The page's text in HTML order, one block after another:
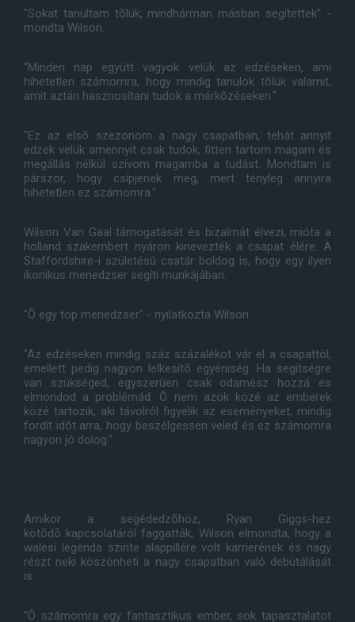
"Sokat tanultam tõlük, mindhárman másban segítettek" -
mondta Wilson.
"Minden nap együtt vagyok velük az edzéseken, ami
hihetetlen számomra, hogy mindig tanulok tõlük valamit,
amit aztán hasznosítani tudok a mérkõzéseken."
"Ez az elsõ szezonom a nagy csapatban, tehát annyit
edzek velük amennyit csak tudok, fitten tartom magam és
megállás nélkül szívom magamba a tudást. Mondtam is
párszor, hogy csípjenek meg, mert tényleg annyira
hihetetlen ez számomra."
Wilson Van Gaal támogatását és bizalmát élvezi, mióta a
holland szakembert nyáron kinevezték a csapat élére. A
Staffordshire-i születésû csatár boldog is, hogy egy ilyen
ikonikus menedzser segíti munkájában.
"Õ egy top menedzser" - nyilatkozta Wilson.
"Az edzéseken mindig száz százalékot vár el a csapattól,
emellett pedig nagyon lelkesítõ egyéniség. Ha segítségre
van szükséged, egyszerûen csak odamész hozzá és
elmondod a problémád. Õ nem azok közé az emberek
közé tartozik, aki távolról figyelik az eseményeket, mindig
fordít idõt arra, hogy beszélgessen veled és ez számomra
nagyon jó dolog."
Amikor a segédedzõhöz, Ryan Giggs-hez
kötõdõ kapcsolatáról faggatták, Wilson elmondta, hogy a
walesi legenda szinte alappillére volt karrierének és nagy
részt neki köszönheti a nagy csapatban való debütálását
is.
"Õ számomra egy fantasztikus ember, sok tapasztalatot